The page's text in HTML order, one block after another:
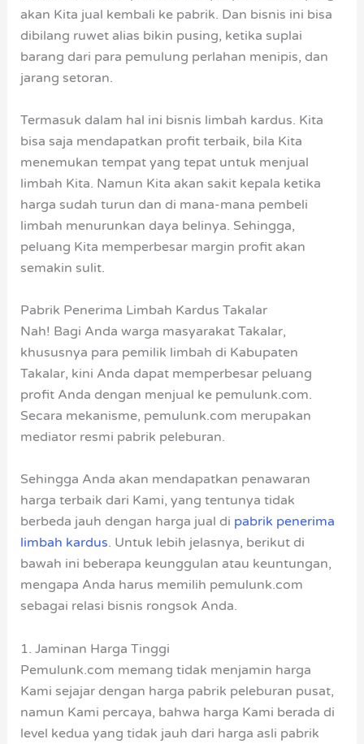
akan Kita jual kembali ke pabrik. Dan bisnis ini bisa
dibilang ruwet alias bikin pusing, ketika suplai
barang dari para pemulung perlahan menipis, dan
jarang setoran.
Termasuk dalam hal ini bisnis limbah kardus. Kita
bisa saja mendapatkan profit terbaik, bila Kita
menemukan tempat yang tepat untuk menjual
limbah Kita. Namun Kita akan sakit kepala ketika
harga sudah turun dan di mana-mana pembeli
limbah menurunkan daya belinya. Sehingga,
peluang Kita memperbesar margin profit akan
semakin sulit.
Pabrik Penerima Limbah Kardus Takalar
Nah! Bagi Anda warga masyarakat Takalar,
khususnya para pemilik limbah di Kabupaten
Takalar, kini Anda dapat memperbesar peluang
profit Anda dengan menjual ke pemulunk.com.
Secara mekanisme, pemulunk.com merupakan
mediator resmi pabrik peleburan.
Sehingga Anda akan mendapatkan penawaran
harga terbaik dari Kami, yang tentunya tidak
berbeda jauh dengan harga jual di pabrik penerima
limbah kardus. Untuk lebih jelasnya, berikut di
bawah ini beberapa keunggulan atau keuntungan,
mengapa Anda harus memilih pemulunk.com
sebagai relasi bisnis rongsok Anda.
1. Jaminan Harga Tinggi
Pemulunk.com memang tidak menjamin harga
Kami sejajar dengan harga pabrik peleburan pusat,
namun Kami percaya, bahwa harga Kami berada di
level kedua yang tidak jauh dari harga asli pabrik